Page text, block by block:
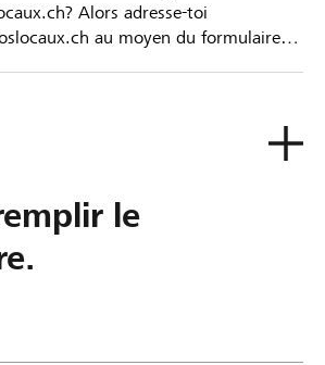
Alors adresse-toi
au moyen du formulaire
le